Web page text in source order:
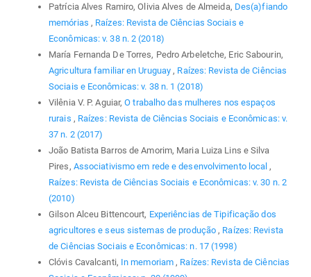
Patrícia Alves Ramiro, Olivia Alves de Almeida, Des(a)fiando
memórias , Raízes: Revista de Ciências Sociais e
Econômicas: v. 38 n. 2 (2018)
María Fernanda De Torres, Pedro Arbeletche, Eric Sabourin,
Agricultura familiar en Uruguay , Raízes: Revista de Ciências
Sociais e Econômicas: v. 38 n. 1 (2018)
Vilênia V. P. Aguiar,O trabalho das mulheres nos espaços
rurais , Raízes: Revista de Ciências Sociais e Econômicas: v.
37 n. 2 (2017)
João Batista Barros de Amorim, Maria Luiza Lins e Silva
Pires, Associativismo em rede e desenvolvimento local ,
Raízes: Revista de Ciências Sociais e Econômicas: v. 30 n. 2
(2010)
Gilson Alceu Bittencourt, Experiências de Tipificação dos
agricultores e seus sistemas de produção , Raízes: Revista
de Ciências Sociais e Econômicas: n. 17 (1998)
Clóvis Cavalcanti, In memoriam , Raízes: Revista de Ciências